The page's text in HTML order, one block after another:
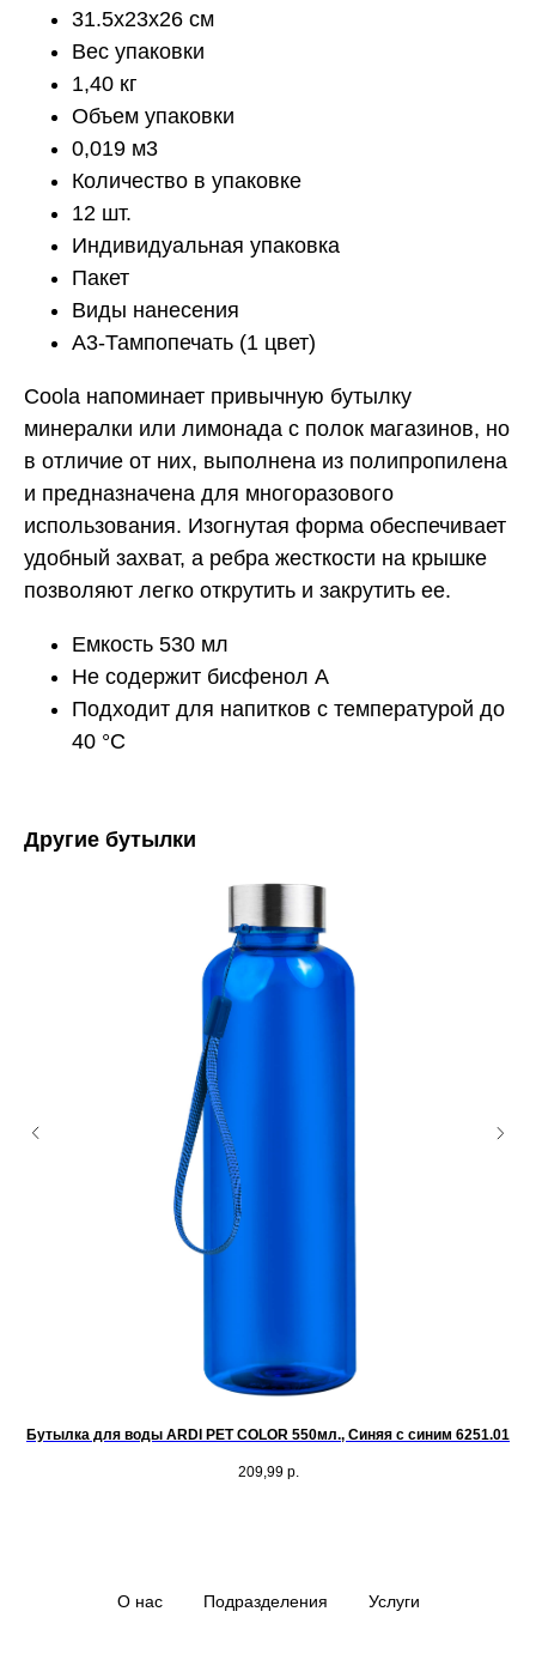
31.5x23x26 см
Вес упаковки
1,40 кг
Объем упаковки
0,019 м3
Количество в упаковке
12 шт.
Индивидуальная упаковка
Пакет
Виды нанесения
A3-Тампопечать (1 цвет)
Coola напоминает привычную бутылку
минералки или лимонада с полок магазинов, но
в отличие от них, выполнена из полипропилена
и предназначена для многоразового
использования. Изогнутая форма обеспечивает
удобный захват, а ребра жесткости на крышке
позволяют легко открутить и закрутить ее.
Емкость 530 мл
Не содержит бисфенол А
Подходит для напитков с температурой до
40 °C
Другие бутылки
Бутылка для воды ARDI PET COLOR 550мл., Синяя с синим 6251.01
209,99 р.
О нас Подразделения Услуги